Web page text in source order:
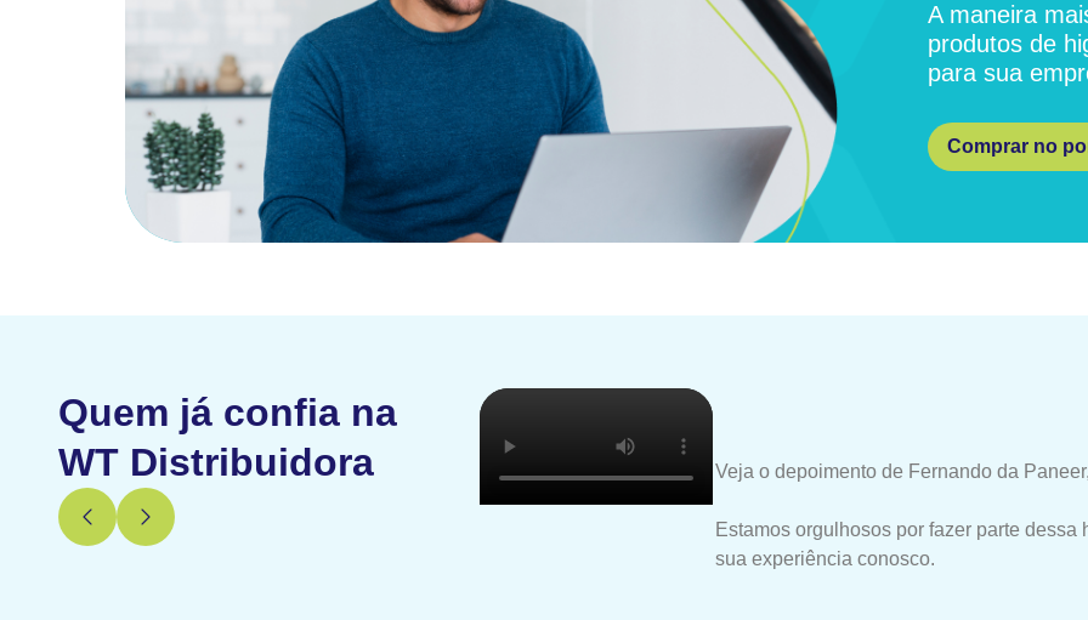
A maneira
produtos de
para sua
Comprar no
Quem já confia na
WT Distribuidora
Veja o depoimento de Fernando da
Estamos orgulhosos por fazer parte
sua experiência conosco.